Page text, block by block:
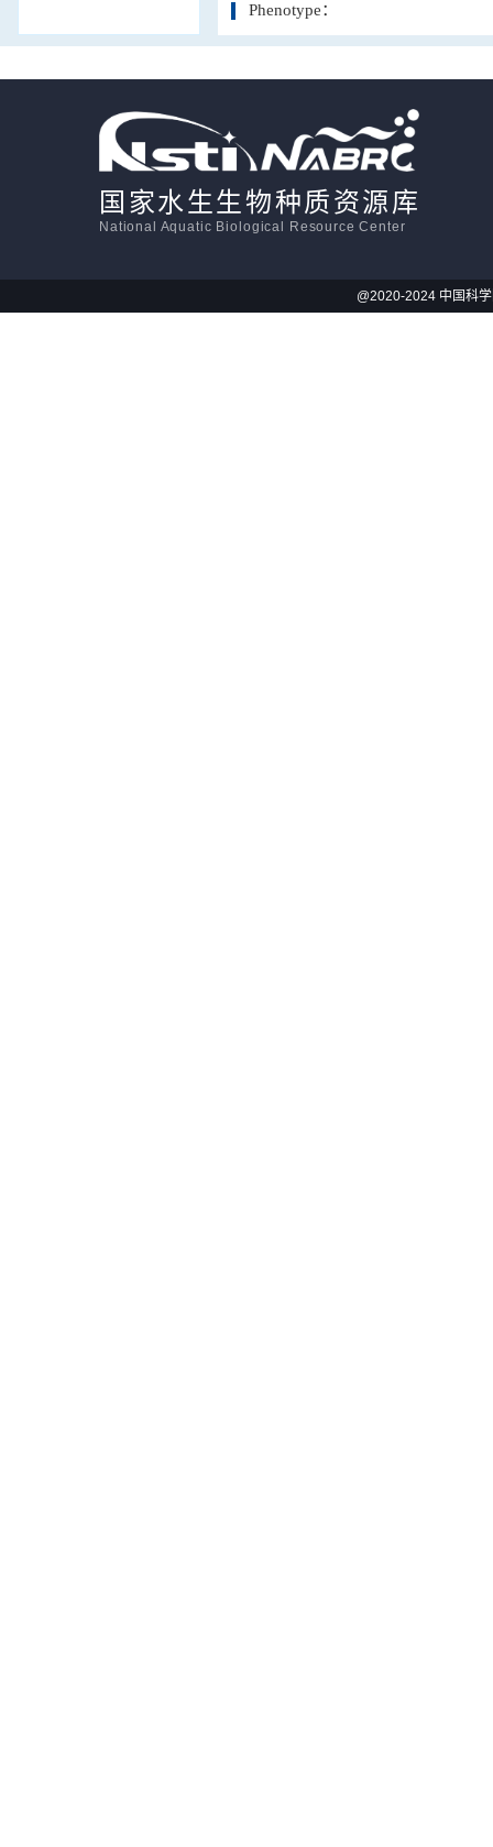
Phenotype：
国家水生生物种质资源库
National Aquatic Biological Resource Center
@2020-2024 中国科